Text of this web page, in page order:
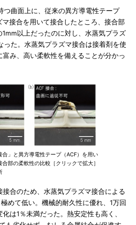
曲面上に、従来の異方導電性テープ
マ接合を用いて接合したところ、接合部
以上だったのに対し、水蒸気プラズ
った。水蒸気プラズマ接合は接着剤を使
富み、高い柔軟性を備えることが分かっ
合」と異方導電性テープ（ACF）を用い
部の柔軟性の比較［クリックで拡大］
合のため、水蒸気プラズマ接合による
めて低い。機械的耐久性に優れ、1万回
は1％未満だった。熱安定性も高く、